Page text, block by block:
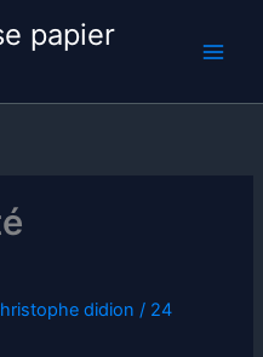
papier
didion / 24